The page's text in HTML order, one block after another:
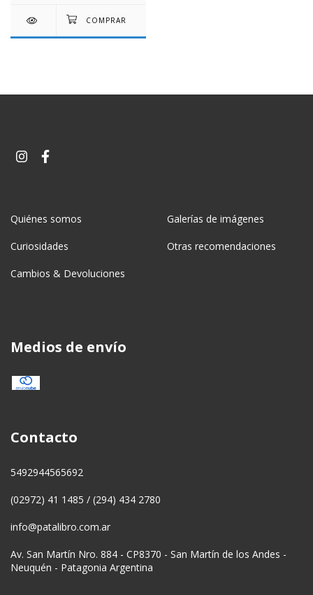
Quiénes somos Galerías de imágenes
Curiosidades Otras recomendaciones
Cambios & Devoluciones
Medios de envío
Contacto
5492944565692
(02972) 41 1485 / (294) 434 2780
info@patalibro.com.ar
Av. San Martín Nro. 884 - CP8370 - San Martín de los Andes -
Neuquén - Patagonia Argentina